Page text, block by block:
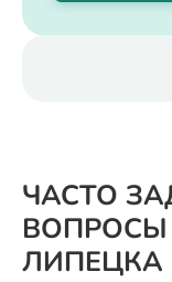
ЧАСТО
ЛИПЕЦКА